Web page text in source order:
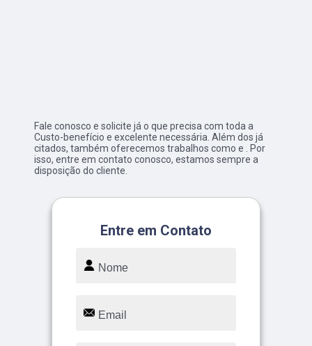
Fale conosco e solicite já o que precisa com toda a
Custo-benefício e excelente necessária. Além dos já
citados, também oferecemos trabalhos como e . Por
isso, entre em contato conosco, estamos sempre a
disposição do cliente.
Entre em Contato